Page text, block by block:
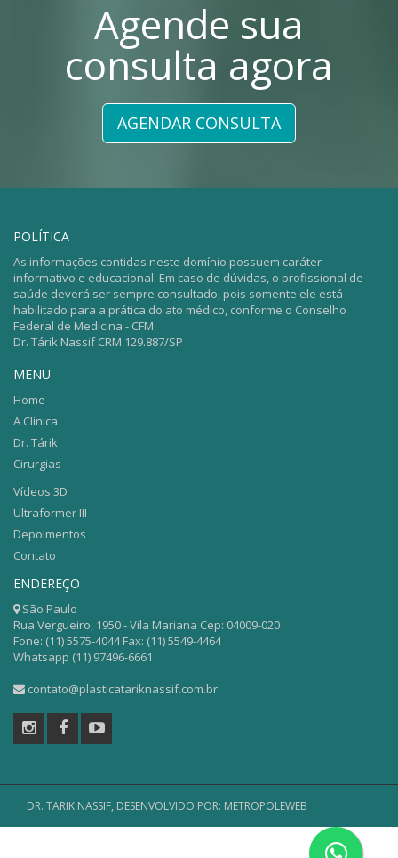
Agende sua
consulta agora
AGENDAR CONSULTA
POLÍTICA
As informações contidas neste domínio possuem caráter
informativo e educacional. Em caso de dúvidas, o profissional de
saúde deverá ser sempre consultado, pois somente ele está
habilitado para a prática do ato médico, conforme o Conselho
Federal de Medicina - CFM.
Dr. Tárik Nassif CRM 129.887/SP
MENU
Home
A Clínica
Dr. Tárik
Cirurgias
Vídeos 3D
Ultraformer III
Depoimentos
Contato
ENDEREÇO
São Paulo
Rua Vergueiro, 1950 - Vila Mariana Cep: 04009-020
Fone: (11) 5575-4044 Fax: (11) 5549-4464
Whatsapp (11) 97496-6661
contato@plasticatariknassif.com.br
DR. TARIK NASSIF, DESENVOLVIDO POR: METROPOLEWEB